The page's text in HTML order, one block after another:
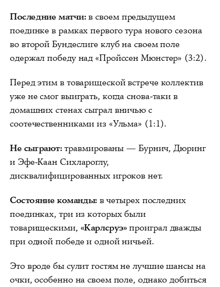
Последние матчи: в своем предыдущем
поединке в рамках первого тура нового сезона
во второй Бундеслиге клуб на своем поле
одержал победу над «Пройссен Мюнстер» (3:2).
Перед этим в товарищеской встрече коллектив
уже не смог выиграть, когда снова-таки в
домашних стенах сыграл вничью с
соотечественниками из «Ульма» (1:1).
Не сыграют: травмированы — Бурнич, Дюринг
и Эфе-Каан Сихлароглу,
дисквалифицированных игроков нет.
Состояние команды: в четырех последних
поединках, три из которых были
товарищескими, «Карлсруэ»проиграл дважды
при одной победе и одной ничьей.
Это вроде бы сулит гостям не лучшие шансы на
очки, особенно на своем поле, однако добиться